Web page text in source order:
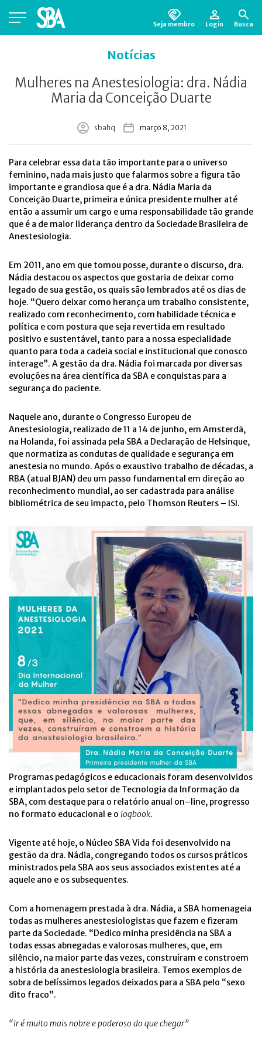
Seja membro Login Busca
Notícias
Mulheres na Anestesiologia: dra. Nádia
Maria da Conceição Duarte
sbahq março 8, 2021
Para celebrar essa data tão importante para o universo
feminino, nada mais justo que falarmos sobre a figura tão
importante e grandiosa que é a dra. Nádia Maria da
Conceição Duarte, primeira e única presidente mulher até
então a assumir um cargo e uma responsabilidade tão grande
que é a de maior liderança dentro da Sociedade Brasileira de
Anestesiologia.
Em 2011, ano em que tomou posse, durante o discurso, dra.
Nádia destacou os aspectos que gostaria de deixar como
legado de sua gestão, os quais são lembrados até os dias de
hoje. “Quero deixar como herança um trabalho consistente,
realizado com reconhecimento, com habilidade técnica e
política e com postura que seja revertida em resultado
positivo e sustentável, tanto para a nossa especialidade
quanto para toda a cadeia social e institucional que conosco
interage”. A gestão da dra. Nádia foi marcada por diversas
evoluções na área científica da SBA e conquistas para a
segurança do paciente.
Naquele ano, durante o Congresso Europeu de
Anestesiologia, realizado de 11 a 14 de junho, em Amsterdã,
na Holanda, foi assinada pela SBA a Declaração de Helsinque,
que normatiza as condutas de qualidade e segurança em
anestesia no mundo. Após o exaustivo trabalho de décadas, a
RBA (atual BJAN) deu um passo fundamental em direção ao
reconhecimento mundial, ao ser cadastrada para análise
bibliométrica de seu impacto, pelo Thomson Reuters – ISI.
Programas pedagógicos e educacionais foram desenvolvidos
e implantados pelo setor de Tecnologia da Informação da
SBA, com destaque para o relatório anual on–line, progresso
no formato educacional e o logbook.
Vigente até hoje, o Núcleo SBA Vida foi desenvolvido na
gestão da dra. Nádia, congregando todos os cursos práticos
ministrados pela SBA aos seus associados existentes até a
aquele ano e os subsequentes.
Com a homenagem prestada à dra. Nádia, a SBA homenageia
todas as mulheres anestesiologistas que fazem e fizeram
parte da Sociedade. “Dedico minha presidência na SBA a
todas essas abnegadas e valorosas mulheres, que, em
silêncio, na maior parte das vezes, construíram e constroem
a história da anestesiologia brasileira. Temos exemplos de
sobra de belíssimos legados deixados para a SBA pelo “sexo
dito fraco”.
“Ir é muito mais nobre e poderoso do que chegar”